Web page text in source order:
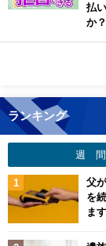
払
か？
ランキング
週 間
父
を
ま